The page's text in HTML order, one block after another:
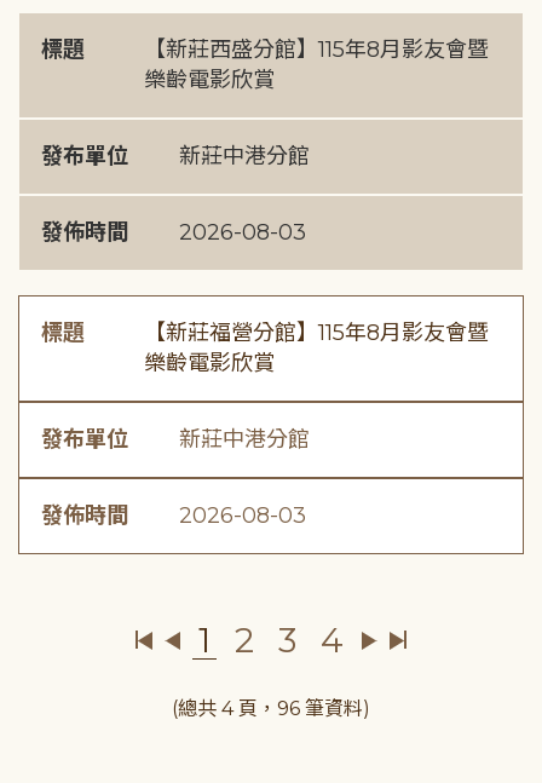
標題
【新莊西盛分館】115年8月影友會暨
樂齡電影欣賞
發布單位 新莊中港分館
發佈時間 2026-08-03
標題
【新莊福營分館】115年8月影友會暨
樂齡電影欣賞
發布單位 新莊中港分館
發佈時間 2026-08-03
1 2 3 4
(總共 4 頁，96 筆資料)